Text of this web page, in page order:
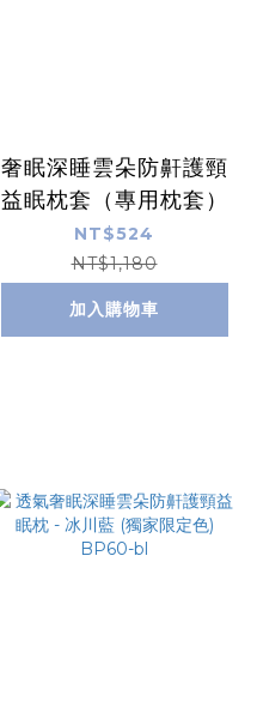
奢眠深睡雲朵防鼾護頸
益眠枕套（專用枕套）
NT$524
NT$1,180
加入購物車